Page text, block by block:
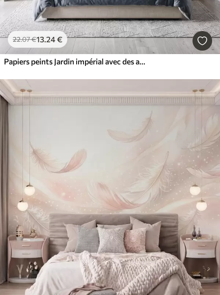
22.07€13.24€
Papiers peints Jardin impérial avec des animaux de style oriental : singe, léopard, tigre, paon et héron